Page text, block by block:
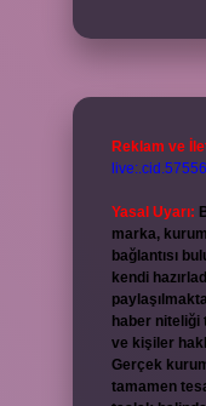
Reklam ve
Yasal Uyarı:
marka,
bağlantısı
kendi
haber niteliği
ve kişiler
Gerçek
tamamen